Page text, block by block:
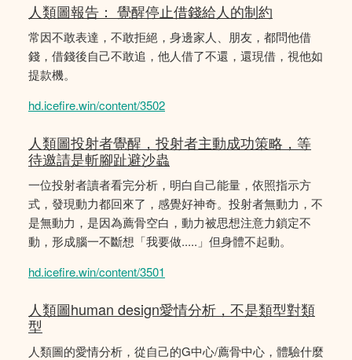
人類圖報告： 覺醒停止借錢給人的制約
常因不敢表達，不敢拒絕，身邊家人、朋友，都問他借
錢，借錢後自己不敢追，他人借了不還，還現借，視他如
提款機。
hd.icefire.win/content/3502
人類圖投射者覺醒，投射者主動成功策略，等
待邀請是斬腳趾避沙蟲
一位投射者讀者看完分析，明白自己能量，依照指示方
式，發現動力都回來了，感覺好神奇。投射者無動力，不
是無動力，是因為薦骨空白，動力被思想注意力鎖定不
動，形成腦一不斷想「我要做.....」但身體不起動。
hd.icefire.win/content/3501
人類圖human design愛情分析，不是類型對類
型
人類圖的愛情分析，從自己的G中心/薦骨中心，體驗什麼